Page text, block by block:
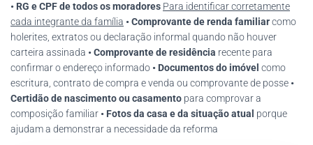
• RG e CPF de todos os moradores Para identificar corretamente
cada integrante da família • Comprovante de renda familiarcomo
holerites, extratos ou declaração informal quando não houver
carteira assinada • Comprovante de residência recente para
confirmar o endereço informado • Documentos do imóvel como
escritura, contrato de compra e venda ou comprovante de posse •
Certidão de nascimento ou casamento para comprovar a
composição familiar • Fotos da casa e da situação atual porque
ajudam a demonstrar a necessidade da reforma